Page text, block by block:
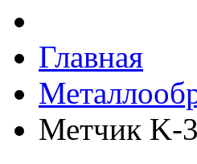
Ивантеевка, подшипники,
Главная
Метчик K-